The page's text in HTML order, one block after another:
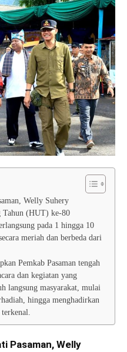
Welly Suhery
Tahun (HUT) ke-80
pada 1 hingga 10
meriah dan berbeda dari
Pemkab Pasaman tengah
dan kegiatan yang
langsung masyarakat, mulai
hingga menghadirkan
Pasaman, Welly